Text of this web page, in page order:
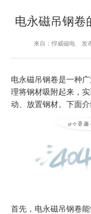
电永磁吊钢卷
来自：悍威磁电 发
电永磁吊钢卷是一种
理将钢材吸附起来，
动、放置钢材。下面
首先，电永磁吊钢卷